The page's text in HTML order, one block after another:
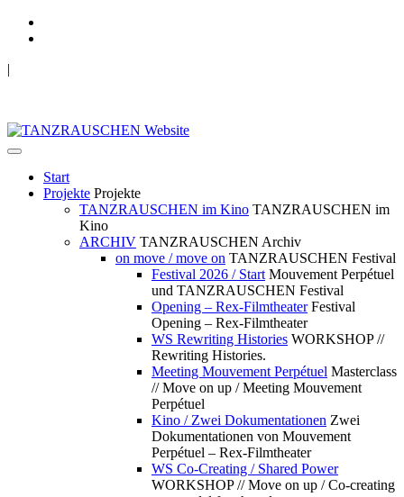
|
Start
Projekte Projekte
TANZRAUSCHEN im Kino TANZRAUSCHEN im
Kino
ARCHIV TANZRAUSCHEN Archiv
on move / move on TANZRAUSCHEN Festival
Festival 2026 / Start Mouvement Perpétuel
und TANZRAUSCHEN Festival
Opening – Rex-Filmtheater Festival
Opening – Rex-Filmtheater
WS Rewriting Histories WORKSHOP //
Rewriting Histories.
Meeting Mouvement Perpétuel Masterclass
// Move on up / Meeting Mouvement
Perpétuel
Kino / Zwei Dokumentationen Zwei
Dokumentationen von Mouvement
Perpétuel – Rex-Filmtheater
WS Co-Creating / Shared Power
WORKSHOP // Move on up / Co-creating